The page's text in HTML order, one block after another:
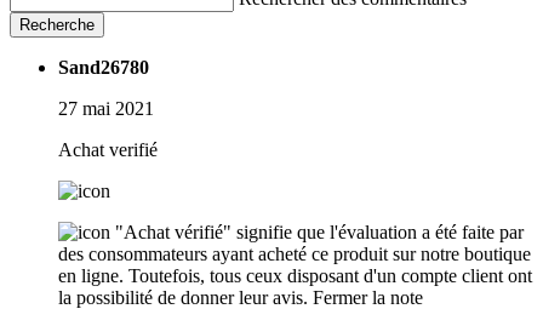
Recherche
Sand26780
27 mai 2021
Achat verifié
"Achat vérifié" signifie que l'évaluation a été faite par
des consommateurs ayant acheté ce produit sur notre boutique
en ligne. Toutefois, tous ceux disposant d'un compte client ont
la possibilité de donner leur avis. Fermer la note